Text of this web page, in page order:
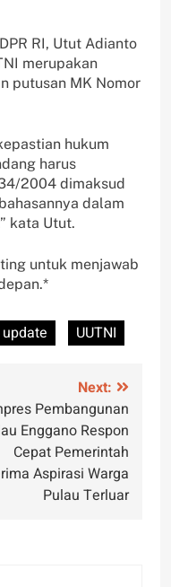
RI, Utut Adianto
merupakan
putusan MK Nomor
hukum
harus
2004 dimaksud
dalam
kata Utut.
untuk menjawab
update UUTNI
Next:
Pembangunan
Enggano Respon
Cepat Pemerintah
Aspirasi Warga
Pulau Terluar